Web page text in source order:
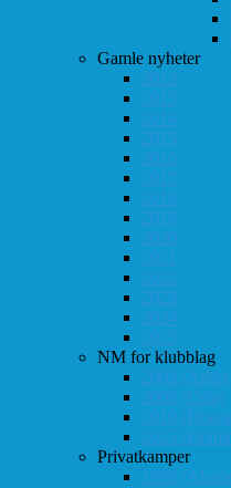
Gamle nyheter
2012
2013
2014
2015
2016
2017
2018
2019
2020
2021
2022
2023
2024
2025
NM for klubblag
2003
2008 (Oslo)
2010
2025
Privatkamper
1998